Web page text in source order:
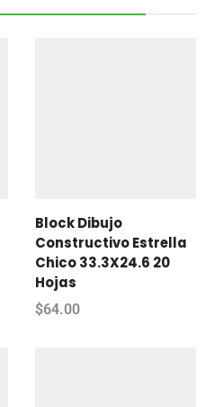
Block Dibujo
Constructivo Estrella
Chico 33.3X24.6 20
Hojas
$64.00